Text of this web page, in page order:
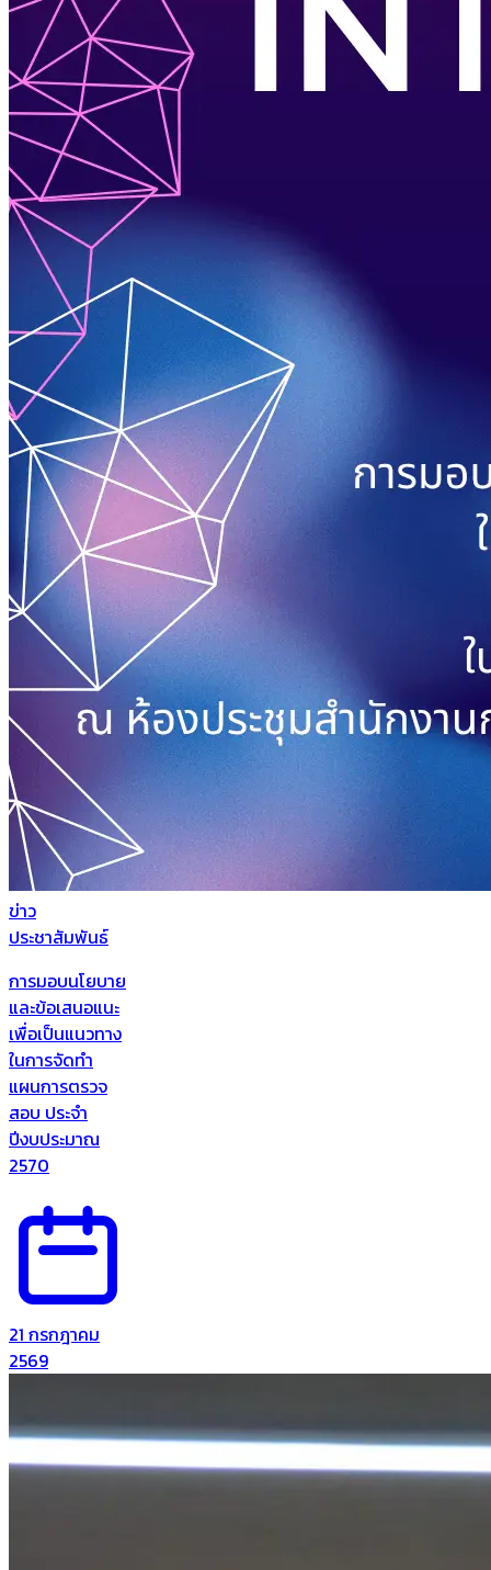
ข่าว
ประชาสัมพันธ์
การมอบนโยบาย
และข้อเสนอแนะ
เพื่อเป็นแนวทาง
ในการจัดทำ
แผนการตรวจ
สอบ ประจำ
ปีงบประมาณ
2570
21 กรกฎาคม
2569